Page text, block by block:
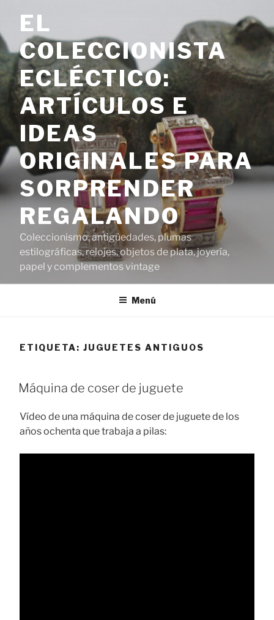
contenido
EL
COLECCIONISTA
ECLÉCTICO:
ARTÍCULOS E
IDEAS
ORIGINALES PARA
SORPRENDER
REGALANDO
Coleccionismo, antigüedades, plumas
estilográficas, relojes, objetos de plata, joyería,
papel y complementos vintage
Menú
ETIQUETA: JUGUETES ANTIGUOS
Máquina de coser de juguete
Vídeo de una máquina de coser de juguete de los
años ochenta que trabaja a pilas: